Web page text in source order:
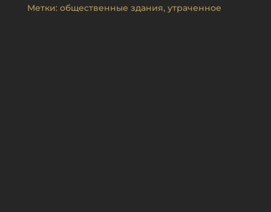
Метки: общественные здания, утраченное